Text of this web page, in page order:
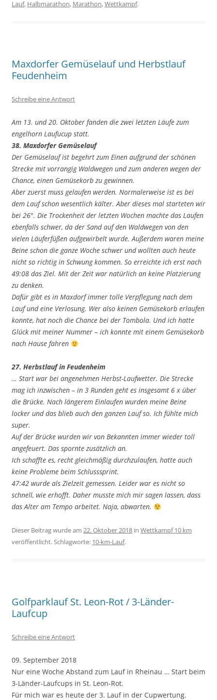
Lauf, Halbmarathon, Marathon,Wettkampf.
Maxdorfer Gemüselauf und Herbstlauf
Feudenheim
Schreibe eine Antwort
Am 13. und 20. Oktober fanden die zwei letzten Läufe zum
engelhorn Laufucup statt.
38. Maxdorfer Gemüselauf
Der Gemüselauf ist begehrt zum Einen aufgrund der schönen
Strecke mit vorrangig Waldwegen und zum anderen wegen der
Chance, einen Gemüsekorb zu gewinnen.
Aber zuerst muss gelaufen werden. Normalerweise ist es bei
dem Lauf schon wesentlich kälter. Aber dieses mal starteten wir
bei 26°. Die Trockenheit der letzten Wochen machte das Laufen
ebenfalls schwer, da der Sand auf den Waldwegen von den
vielen Läuferfüßen aufgewirbelt wurde. Außerdem waren meine
Beine schon die ganze Woche schwer und wollten auch heute
nicht so richtig in Schwung kommen. So erreichte ich erst nach
49:08 das Ziel. Mit der Zeit war natürlich an keine Platzierung
zu denken.
Dafür gibt es in Maxdorf immer tolle Verpflegung nach dem
Lauf und eine Verlosung. Wer also keinen Gemüsekorb erlaufen
konnte, hat noch die Chance bei der Tombola. Und ich hatte
Glück mit meiner Nummer – ich konnte mit einem Gemüsekorb
nach Hause fahren
27. Herbstlauf in Feudenheim
… Start war bei angenehmen Herbst-Laufwetter. Die Strecke
mag ich inzwischen – in 3 Runden geht es insgesamt 6 x über
die Brücke. Nach längerem Einlaufen wurden meine Beine
locker und das blieb auch den ganzen Lauf so. Ich fühlte mich
super.
Auf der Brücke wurden wir von Bekannten immer wieder toll
angefeuert. Das spornte zusätzlich an.
Ich schaffte es, recht gleichmäßig durchzulaufen, hatte auch
keine Probleme beim Schlusssprint.
47:42 wurde als Zielzeit gemessen. Leider war es nicht so
schnell, wie erhofft. Daher musste mich mir sagen lassen, dass
das Alter am Tempo arbeitet. Naja, abwarten.
Dieser Beitrag wurde am 22. Oktober 2018 in Wettkampf 10 km
veröffentlicht. Schlagworte: 10-km-Lauf.
Golfparklauf St. Leon-Rot / 3-Länder-
Laufcup
Schreibe eine Antwort
09. September 2018
Nur eine Woche Abstand zum Lauf in Rheinau … Start beim
3-Länder-Laufcups in St. Leon-Rot.
Für mich war es heute der 3. Lauf in der Cupwertung.